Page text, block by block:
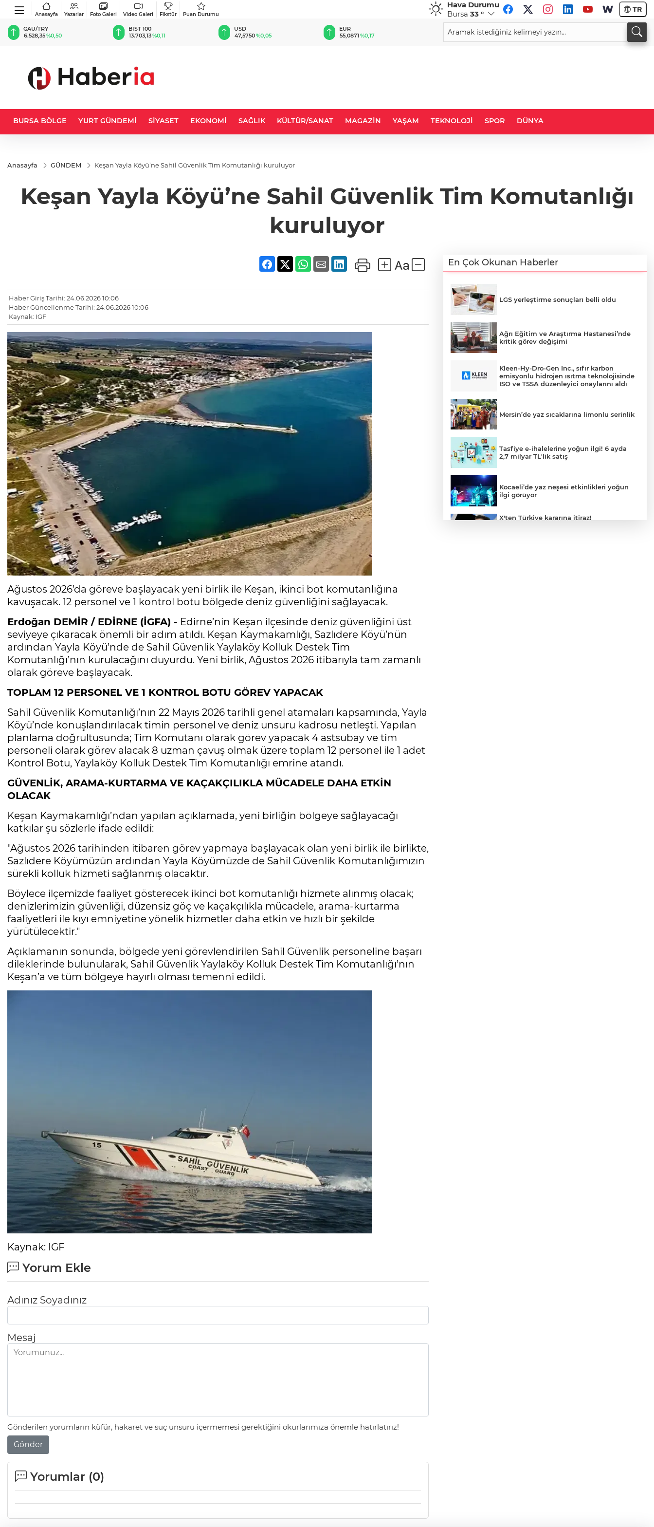
Anasayfa Yazarlar Foto Galeri Video Galeri Fikstür Puan Durumu
Hava Durumu
Bursa 33 ° TR
BIST 100
13.703,13 %0,11
USD
47,5750%0,05
EUR
55,0871%0,17
GBP
64,2033 %0,20
CHF
58,9673%0,10
33,9505
BURSA BÖLGE YURT GÜNDEMİ SİYASET EKONOMİ SAĞLIK KÜLTÜR/SANAT MAGAZİN YAŞAM TEKNOLOJİ SPOR DÜNYA
Anasayfa GÜNDEM Keşan Yayla Köyü’ne Sahil Güvenlik Tim Komutanlığı kuruluyor
Keşan Yayla Köyü’ne Sahil Güvenlik Tim Komutanlığı
kuruluyor
Haber Giriş Tarihi: 24.06.2026 10:06
Haber Güncellenme Tarihi: 24.06.2026 10:06
Kaynak: IGF
Ağustos 2026’da göreve başlayacak yeni birlik ile Keşan, ikinci bot komutanlığına
kavuşacak. 12 personel ve 1 kontrol botu bölgede deniz güvenliğini sağlayacak.
Erdoğan DEMİR / EDİRNE (İGFA) - Edirne’nin Keşan ilçesinde deniz güvenliğini üst
seviyeye çıkaracak önemli bir adım atıldı. Keşan Kaymakamlığı, Sazlıdere Köyü’nün
ardından Yayla Köyü’nde de Sahil Güvenlik Yaylaköy Kolluk Destek Tim
Komutanlığı’nın kurulacağını duyurdu. Yeni birlik, Ağustos 2026 itibarıyla tam zamanlı
olarak göreve başlayacak.
TOPLAM 12 PERSONEL VE 1 KONTROL BOTU GÖREV YAPACAK
Sahil Güvenlik Komutanlığı’nın 22 Mayıs 2026 tarihli genel atamaları kapsamında, Yayla
Köyü’nde konuşlandırılacak timin personel ve deniz unsuru kadrosu netleşti. Yapılan
planlama doğrultusunda; Tim Komutanı olarak görev yapacak 4 astsubay ve tim
personeli olarak görev alacak 8 uzman çavuş olmak üzere toplam 12 personel ile 1 adet
Kontrol Botu, Yaylaköy Kolluk Destek Tim Komutanlığı emrine atandı.
GÜVENLİK, ARAMA-KURTARMA VE KAÇAKÇILIKLA MÜCADELE DAHA ETKİN
OLACAK
Keşan Kaymakamlığı’ndan yapılan açıklamada, yeni birliğin bölgeye sağlayacağı
katkılar şu sözlerle ifade edildi:
"Ağustos 2026 tarihinden itibaren görev yapmaya başlayacak olan yeni birlik ile birlikte,
Sazlıdere Köyümüzün ardından Yayla Köyümüzde de Sahil Güvenlik Komutanlığımızın
sürekli kolluk hizmeti sağlanmış olacaktır.
Böylece ilçemizde faaliyet gösterecek ikinci bot komutanlığı hizmete alınmış olacak;
denizlerimizin güvenliği, düzensiz göç ve kaçakçılıkla mücadele, arama-kurtarma
faaliyetleri ile kıyı emniyetine yönelik hizmetler daha etkin ve hızlı bir şekilde
yürütülecektir."
Açıklamanın sonunda, bölgede yeni görevlendirilen Sahil Güvenlik personeline başarı
dileklerinde bulunularak, Sahil Güvenlik Yaylaköy Kolluk Destek Tim Komutanlığı’nın
Keşan’a ve tüm bölgeye hayırlı olması temenni edildi.
Kaynak: IGF
Yorum Ekle
Adınız Soyadınız
Mesaj
Gönderilen yorumların küfür, hakaret ve suç unsuru içermemesi gerektiğini okurlarımıza önemle hatırlatırız!
Gönder
Yorumlar (0)
En Çok Okunan Haberler
LGS yerleştirme sonuçları belli oldu
Ağrı Eğitim ve Araştırma Hastanesi’nde
kritik görev değişimi
Kleen-Hy-Dro-Gen Inc., sıfır karbon
emisyonlu hidrojen ısıtma teknolojisinde
ISO ve TSSA düzenleyici onaylarını aldı
Mersin’de yaz sıcaklarına limonlu serinlik
Tasfiye e-ihalelerine yoğun ilgi! 6 ayda
2,7 milyar TL'lik satış
Kocaeli’de yaz neşesi etkinlikleri yoğun
ilgi görüyor
X'ten Türkiye kararına itiraz!